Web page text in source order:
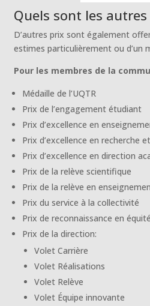
Quels sont les
D’autres prix sont également
estimes particulièrement ou d’un
Pour les membres de la
Médaille de l’UQTR
Prix de l’engagement étudiant
Prix d’excellence en
Prix d’excellence en recherche
Prix d’excellence en direction
Prix de la relève scientifique
Prix de la relève en
Prix du service à la collectivité
Prix de reconnaissance en
Prix de la direction:
Volet Carrière
Volet Réalisations
Volet Relève
Volet Équipe innovante